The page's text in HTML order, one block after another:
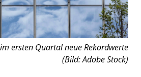
ersten Quartal neue Rekordwerte
(Bild: Adobe Stock)